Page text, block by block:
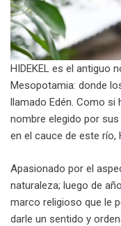
HIDEKEL es el antiguo
Mesopotamia: donde
llamado Edén. Como
nombre elegido por
en el cauce de este río,
Apasionado por el
naturaleza; luego de
marco religioso que le
darle un sentido y